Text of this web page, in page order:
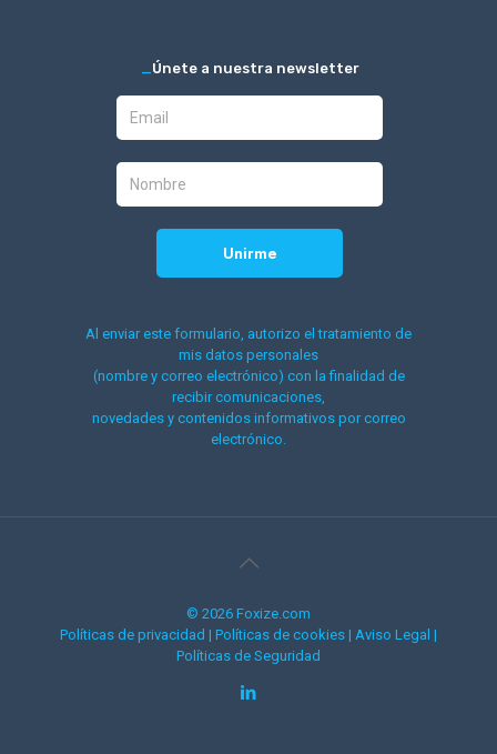
Únete a nuestra newsletter
Al enviar este formulario, autorizo el tratamiento de
mis datos personales
(nombre y correo electrónico) con la finalidad de
recibir comunicaciones,
novedades y contenidos informativos por correo
electrónico.
© 2026 Foxize.com
Políticas de privacidad | Políticas de cookies | Aviso Legal |
Políticas de Seguridad